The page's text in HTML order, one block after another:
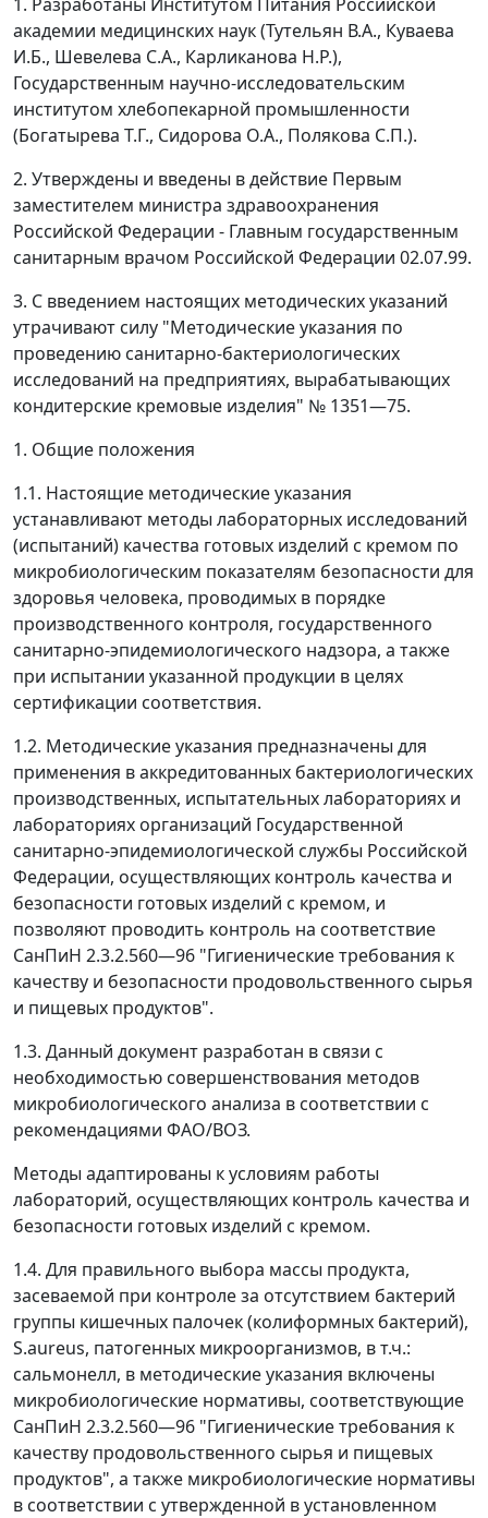
академии медицинских наук (Тутельян В.А., Куваева
И.Б., Шевелева С.А., Карликанова Н.Р.),
Государственным научно-исследовательским
институтом хлебопекарной промышленности
(Богатырева Т.Г., Сидорова О.А., Полякова С.П.).
2. Утверждены и введены в действие Первым
заместителем министра здравоохранения
Российской Федерации - Главным государственным
санитарным врачом Российской Федерации 02.07.99.
3. С введением настоящих методических указаний
утрачивают силу "Методические указания по
проведению санитарно-бактериологических
исследований на предприятиях, вырабатывающих
кондитерские кремовые изделия" № 1351—75.
1. Общие положения
1.1. Настоящие методические указания
устанавливают методы лабораторных исследований
(испытаний) качества готовых изделий с кремом по
микробиологическим показателям безопасности для
здоровья человека, проводимых в порядке
производственного контроля, государственного
санитарно-эпидемиологического надзора, а также
при испытании указанной продукции в целях
сертификации соответствия.
1.2. Методические указания предназначены для
применения в аккредитованных бактериологических
производственных, испытательных лабораториях и
лабораториях организаций Государственной
санитарно-эпидемиологической службы Российской
Федерации, осуществляющих контроль качества и
безопасности готовых изделий с кремом, и
позволяют проводить контроль на соответствие
СанПиН 2.3.2.560—96 "Гигиенические требования к
качеству и безопасности продовольственного сырья
и пищевых продуктов".
1.3. Данный документ разработан в связи с
необходимостью совершенствования методов
микробиологического анализа в соответствии с
рекомендациями ФАО/ВОЗ.
Методы адаптированы к условиям работы
лабораторий, осуществляющих контроль качества и
безопасности готовых изделий с кремом.
1.4. Для правильного выбора массы продукта,
засеваемой при контроле за отсутствием бактерий
группы кишечных палочек (колиформных бактерий),
S.aureus, патогенных микроорганизмов, в т.ч.:
сальмонелл, в методические указания включены
микробиологические нормативы, соответствующие
СанПиН 2.3.2.560—96 "Гигиенические требования к
качеству продовольственного сырья и пищевых
продуктов", а также микробиологические нормативы
в соответствии с утвержденной в установленном